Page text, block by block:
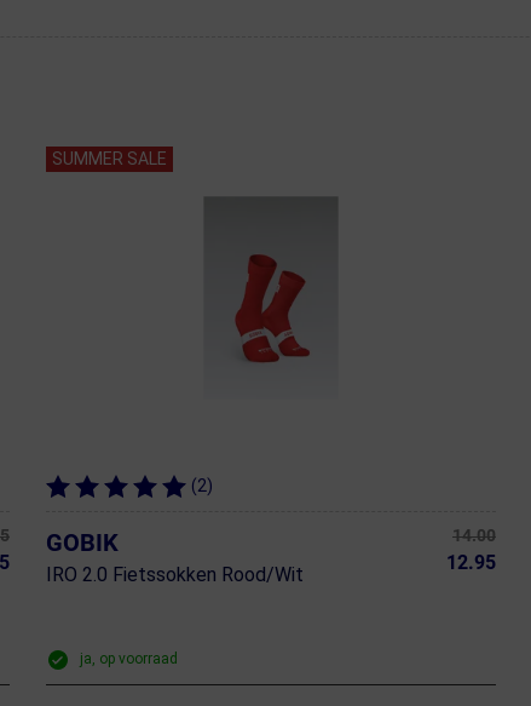
SUMMER SALE
(2)
GOBIK
IRO 2.0 Fietssokken Rood/Wit
14.00
12.95
ja, op voorraad